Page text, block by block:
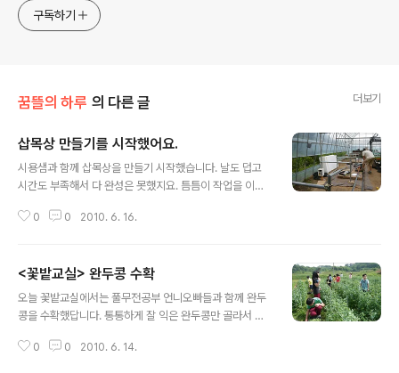
구독하기
꿈뜰의 하루 의 다른 글 더보기
삽목상 만들기를 시작했어요.
시용샘과 함께 삽목상을 만들기 시작했습니다. 날도 덥고
시간도 부족해서 다 완성은 못했지요. 틈틈이 작업을 이어
중간, 바닥 이렇게 분할해서 사용할 예정입니다. 내용 규격
개 접어서 사용 - 활대 1.8m 25개 - 연결구 40mm 24개
수직연결 - 40mm 파이프 6m 4개 900mm 6개 기둥 1
300m 6개 위 세로대 1300m 5개 아래 세로대 - 40mm
2개 위 가로대 - 18mm 각파이프 6m 14개 8500mm 3
0 0 2010. 6. 16.
<꽃밭교실> 완두콩 수확
오늘 꽃밭교실에서는 풀무전공부 언니오빠들과 함께 완두
콩을 수확했답니다. 통통하게 잘 익은 완두콩만 골라서 따
^ 완두콩따기를 끝내고 그늘에서 쉬는 동안 막쪄낸 달달구
0 0 2010. 6. 14.